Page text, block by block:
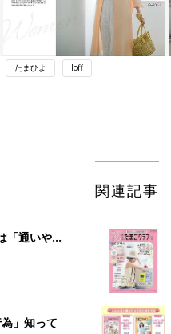
たまひよ loff
「通いやす
カ条っ
」知って
関連記事